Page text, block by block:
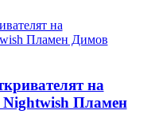
на
Nightwish Пламен